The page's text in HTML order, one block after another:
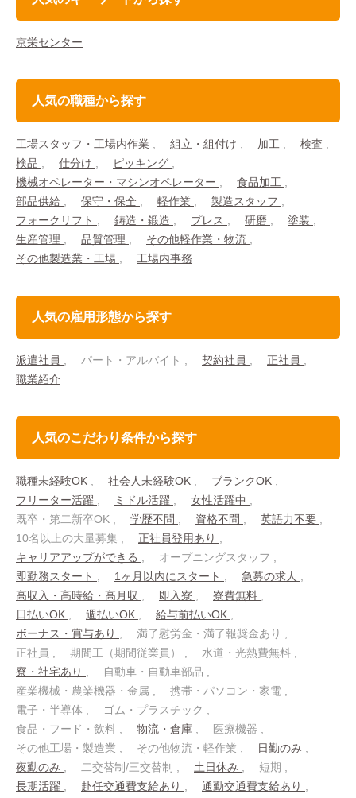
京栄センター
人気の職種から探す
工場スタッフ・工場内作業 組立・組付け 加工
検査
検品
仕分け
ピッキング
機械オペレーター・マシンオペレーター
食品加工
部品供給
保守・保全 軽作業
製造スタッフ
フォークリフト
鋳造・鍛造 プレス 研磨
塗装
生産管理
品質管理
その他軽作業・物流
その他製造業・工場
工場内事務
人気の雇用形態から探す
派遣社員 パート・アルバイト 契約社員
正社員
職業紹介
人気のこだわり条件から探す
職種未経験OK 社会人未経験OK
ブランクOK
フリーター活躍
ミドル活躍
女性活躍中
既卒・第二新卒OK
学歴不問 資格不問
英語力不要
10名以上の大量募集
正社員登用あり
キャリアアップができる
オープニングスタッフ
即勤務スタート
1ヶ月以内にスタート
急募の求人
高収入・高時給・高月収
即入寮
寮費無料
日払いOK
週払いOK
給与前払いOK
ボーナス・賞与あり
満了慰労金・満了報奨金あり
正社員
期間工（期間従業員）
水道・光熱費無料
寮・社宅あり
自動車・自動車部品
産業機械・農業機器・金属
携帯・パソコン・家電
電子・半導体
ゴム・プラスチック
食品・フード・飲料
物流・倉庫
医療機器
その他工場・製造業
その他物流・軽作業
日勤のみ
夜勤のみ
二交替制/三交替制 土日休み
短期
長期活躍
赴任交通費支給あり
通勤交通費支給あり